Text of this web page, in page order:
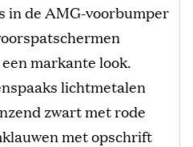
de AMG-voorbumper
markante look.
lichtmetalen
zwart met rode
met opschrift